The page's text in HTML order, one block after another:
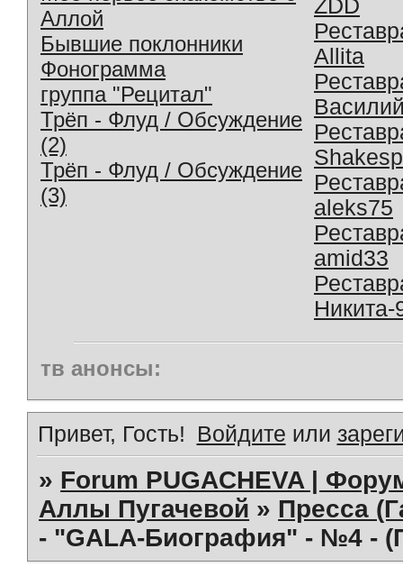
Аллой
Бывшие поклонники
Фонограмма
группа "Рецитал"
Трёп - Флуд / Обсуждение
(2)
Трёп - Флуд / Обсуждение
(3)
ZDD
Allita
aleks75
amid33
Никита-
тв анонсы:
Привет, Гость! Войдите или
» Forum PUGACHEVA |
Аллы Пугачевой » Пресса
- "GALA-Биография" - №4 -